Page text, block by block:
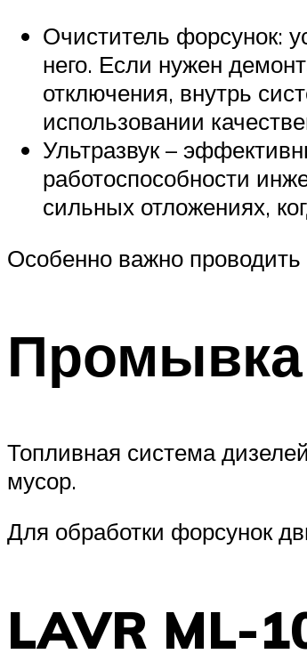
Очиститель форсунок:
него. Если нужен
отключения, внутрь
использовании
Ультразвук –
работоспособности
сильных отложениях,
Особенно важно
Топливная система
мусор.
Для обработки форсунок
LAVR ML-